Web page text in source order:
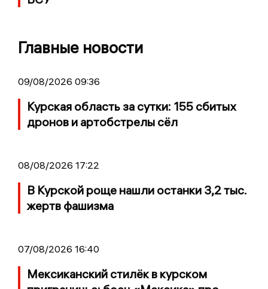
Главные новости
09/08/2026 09:36
Курская область за сутки: 155 сбитых
дронов и артобстрелы сёл
08/08/2026 17:22
В Курской роще нашли останки 3,2 тыс.
жертв фашизма
07/08/2026 16:40
Мексиканский стилёк в курском